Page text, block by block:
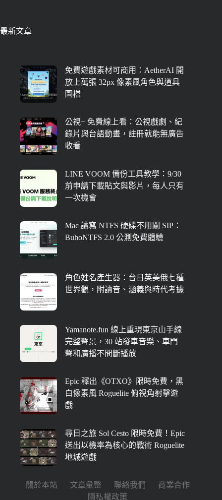
最新文章
免費遊戲素材可商用：AetherAI 開
放上萬張 32px 像素風角色與道具
圖檔
公視+ 免費線上看：公視戲劇、紀
錄片與台語動畫，註冊就能無廣告
收看
LINE VOOM 備份工具教學：9/30
前申請下載貼文與影片，每人只有
一次機會
Mac 讀寫 NTFS 硬碟不用關 SIP：
BuhoNTFS 2.0 公測免費體驗
角色姓名產生器：台日英美俄七種
世界觀，附讀音、涵義與時代考據
Yamanote.fun 線上重現東京山手線
完整聲景，30 站發車音樂、車門
聲和廣播不間斷播放
Epic 釋出《OTXO》限時免費，黑
白像素風 Roguelite 俯視角射擊遊
戲
尋日之旅 Sol Cesto 限時免費！Epic
送出以機率為核心的戰術 Roguelite
地城遊戲
關於本站 文章彙整 聯絡我們
商業合作
隱私權政策